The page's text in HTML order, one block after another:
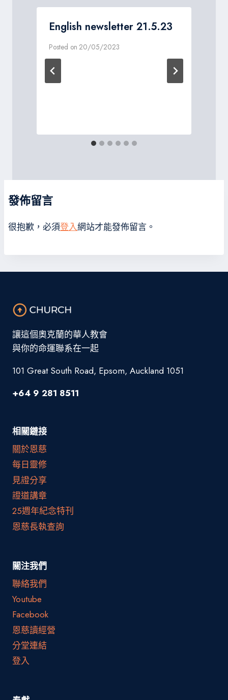
English newsletter 21.5.23
Posted on 20/05/2023
發佈留言
很抱歉，必須登入網站才能發佈留言。
讓這個奧克蘭的華人教會
與你的命運聯系在一起
101 Great South Road, Epsom, Auckland 1051
+64 9 281 8511
相關鏈接
關於恩慈
每日靈修
見證分享
證道講章
25週年紀念特刊
恩慈長執查詢
關注我們
聯絡我們
Youtube
Facebook
恩慈讀經營
分堂連結
登入